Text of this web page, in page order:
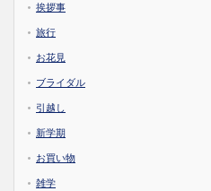
挨拶事
旅行
お花見
ブライダル
引越し
新学期
お買い物
雑学